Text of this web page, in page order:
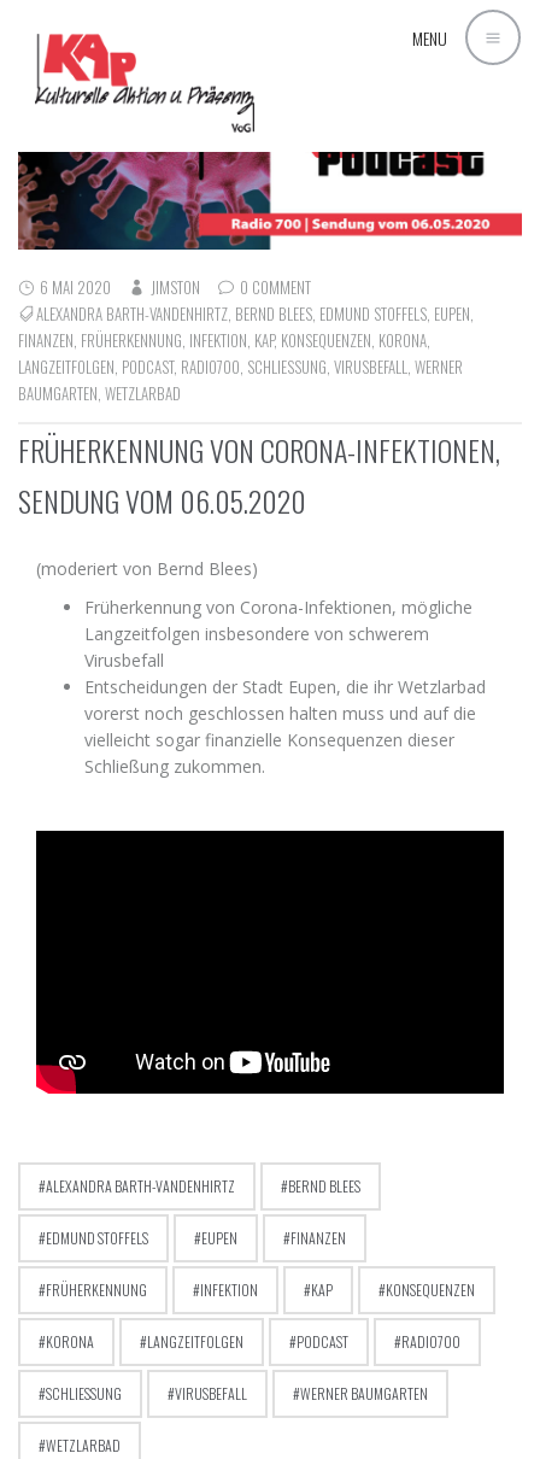
MENU
6 MAI 2020 JIMSTON
0 COMMENT
ALEXANDRA BARTH-VANDENHIRTZ BERND BLEES EDMUND STOFFELS EUPEN
FINANZEN FRÜHERKENNUNG INFEKTION KAP, KONSEQUENZEN KORONA
LANGZEITFOLGEN PODCAST, RADIO700 SCHLIESSUNG VIRUSBEFALL WERNER
BAUMGARTEN WETZLARBAD
FRÜHERKENNUNG VON CORONA-INFEKTIONEN,
SENDUNG VOM 06.05.2020
(moderiert von Bernd Blees)
Früherkennung von Corona-Infektionen, mögliche
Langzeitfolgen insbesondere von schwerem
Virusbefall
Entscheidungen der Stadt Eupen, die ihr Wetzlarbad
vorerst noch geschlossen halten muss und auf die
vielleicht sogar finanzielle Konsequenzen dieser
Schließung zukommen.
ALEXANDRA BARTH-VANDENHIRTZ BERND BLEES
EDMUND STOFFELS EUPEN FINANZEN
FRÜHERKENNUNG INFEKTION KAP KONSEQUENZEN
KORONA LANGZEITFOLGEN PODCAST RADIO700
SCHLIESSUNG VIRUSBEFALL WERNER BAUMGARTEN
WETZLARBAD